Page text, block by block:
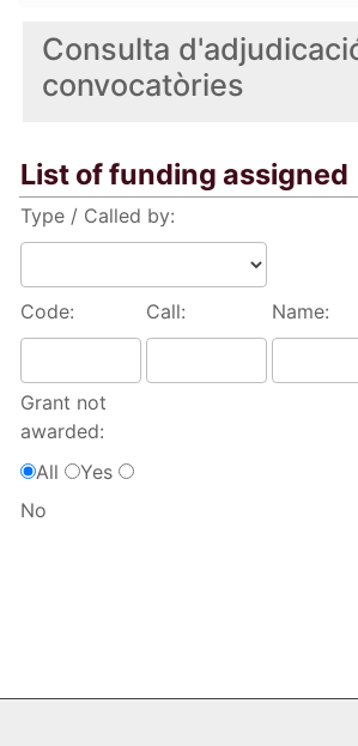
Consulta
convocatòries
List of funding assigned
Type / Called by:
Code: Call: Name:
Grant not
awarded:
All
Yes
No